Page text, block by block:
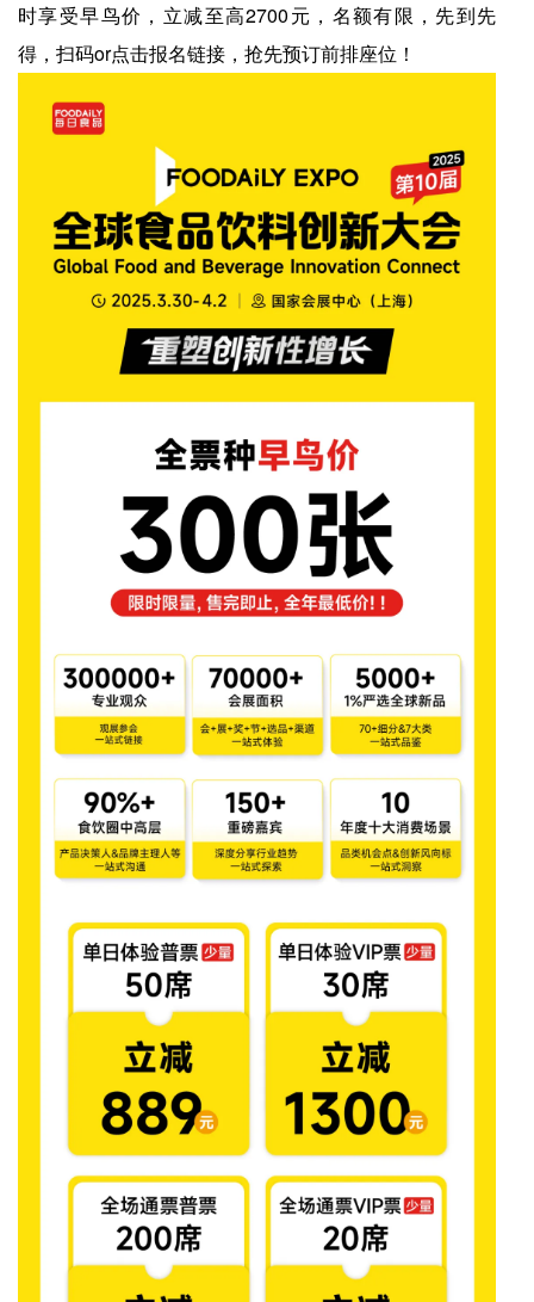
时享受早鸟价，立减至高2700元，名额有限，先到先
得，扫码or点击报名链接，抢先预订前排座位！